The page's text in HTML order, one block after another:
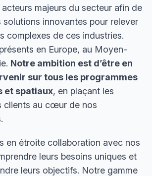
majeurs du secteur afin de
solutions innovantes pour relever
complexes de ces industries.
en Europe, au Moyen-
Notre ambition est d’être en
sur tous les programmes
et spatiaux, en plaçant les
clients au cœur de nos
en étroite collaboration avec nos
leurs besoins uniques et
leurs objectifs. Notre gamme